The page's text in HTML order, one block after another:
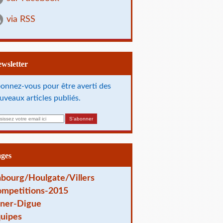
via RSS
vous pour être averti des
articles publiés.
Houlgate/Villers
2015
Digue